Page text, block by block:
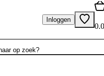
Inloggen
op zoek?